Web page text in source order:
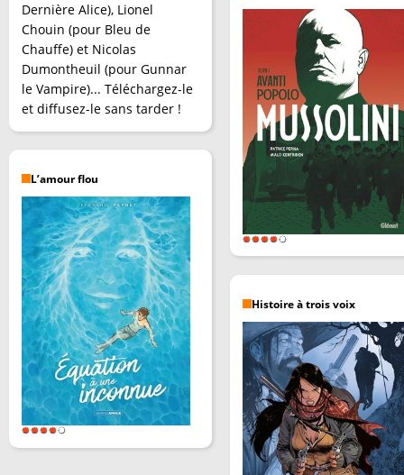
Dernière Alice), Lionel
Chouin (pour Bleu de
Chauffe) et Nicolas
Dumontheuil (pour Gunnar
le Vampire)... Téléchargez-le
et diffusez-le sans tarder !
L’amour flou
Histoire à trois voix